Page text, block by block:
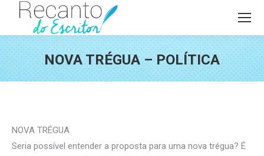
NOVA TRÉGUA – POLÍTICA
NOVA TRÉGUA
Seria possível entender a proposta para uma nova trégua? É